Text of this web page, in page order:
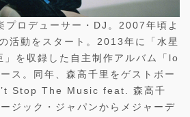
プロデューサー・DJ。2007年頃よ
活動をスタート。2013年に「水星
を収録した自主制作アルバム「lo
ス。同年、森高千里をゲストボー
Stop The Music feat. 森高千
ジック・ジャパンからメジャーデ